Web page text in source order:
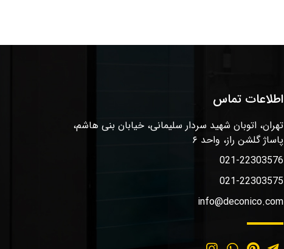
اطلاعات تماس
تهران، اتوبان شهید سردار سلیمانی، خیابان بنی هاشم،
پاساژ گلشن راز، واحد ۶
021-22303576
021-22303575
info@deconico.com